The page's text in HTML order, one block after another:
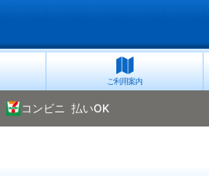
ご利用案内
コンビニ 払いOK